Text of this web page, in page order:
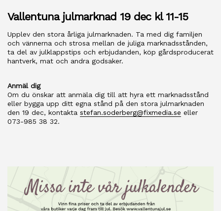
Vallentuna julmarknad 19 dec kl 11-15
Upplev den stora årliga julmarknaden. Ta med dig familjen
och vännerna och strosa mellan de juliga marknadsstånden,
ta del av julklappstips och erbjudanden, köp gårdsproducerat
hantverk, mat och andra godsaker.
Anmäl dig
Om du önskar att anmäla dig till att hyra ett marknadsstånd
eller bygga upp ditt egna stånd på den stora julmarknaden
den 19 dec, kontakta stefan.soderberg@fixmedia.se eller
073-985 38 32.